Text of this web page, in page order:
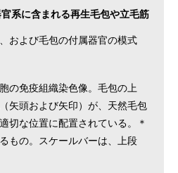
系に含まれる再生毛包や立毛筋
および毛包の付属器官の模式
の免疫組織染色像。毛包の上
矢頭および矢印）が、天然毛包
切な位置に配置されている。＊
もの。スケールバーは、上段